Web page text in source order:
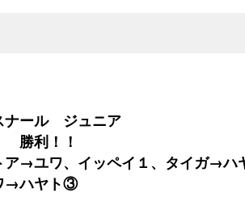
ール ジュニア
利！！
ワ、イッペイ１、タイガ→ハヤ
→ハヤト③